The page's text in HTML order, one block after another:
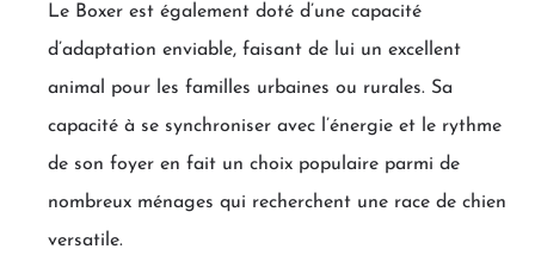
Le Boxer est également doté d’une capacité
d’adaptation enviable, faisant de lui un excellent
animal pour les familles urbaines ou rurales. Sa
capacité à se synchroniser avec l’énergie et le rythme
de son foyer en fait un choix populaire parmi de
nombreux ménages qui recherchent une race de chien
versatile.